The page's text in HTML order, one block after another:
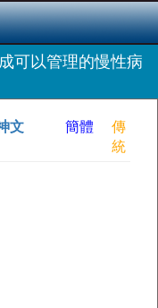
可以管理的慢性病
文
簡體
傳
統